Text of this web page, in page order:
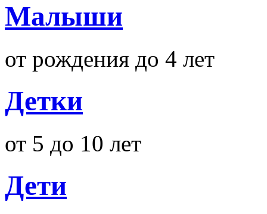
Малыши
от рождения до 4 лет
Детки
от 5 до 10 лет
Дети